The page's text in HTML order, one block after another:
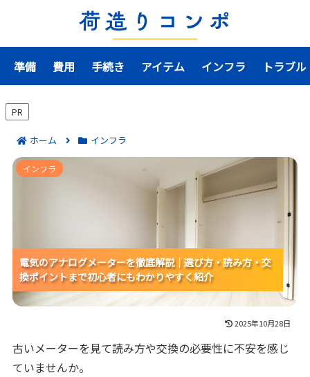
準備 費用 手続き アイテム インフラ トラブル
PR
ホーム インフラ
電気のアナログメーターを徹底解説｜選び方・読み
方・交換ポイントまで初心者にもわかりやすく紹介
電気のアナログメーターを徹底解説｜選び方・読み方・交
換ポイントまで初心者にもわかりやすく紹介
電気のアナログメーターを徹底解説｜選び方・読み方・交
換ポイントまで初心者にもわかりやすく紹介
電気のアナログメーターを徹底解説｜選び方・読み方・交
換ポイントまで初心者にもわかりやすく紹介
インフラ
2025年10月28日
古いメーターを見て読み方や交換の必要性に不安を感じ
ていませんか。